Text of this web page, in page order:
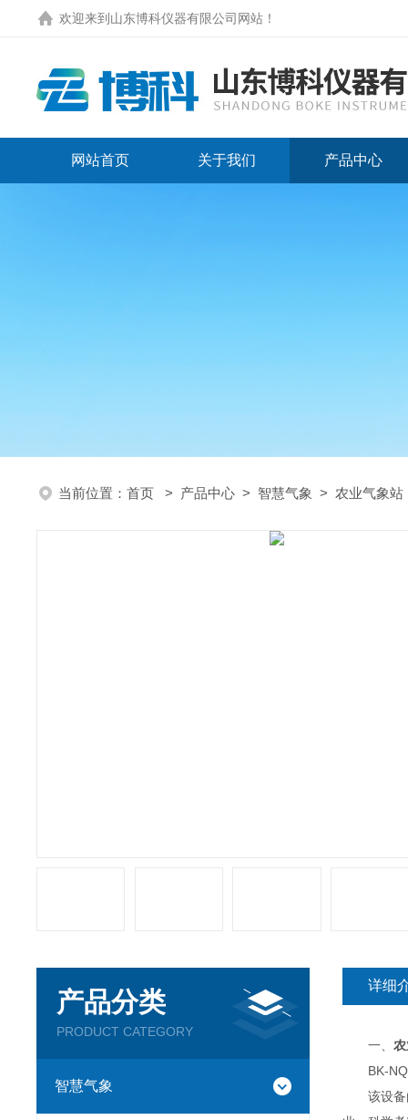
欢迎来到 山东博科仪器有限公司网站 ！
网站首页 关于我们 产品中心
当前位置： 首页 > 产品中心 > 智慧气象 > 农业气象站
产品分类
PRODUCT CATEGORY
智慧气象
详细
一、
BK-
该设备由